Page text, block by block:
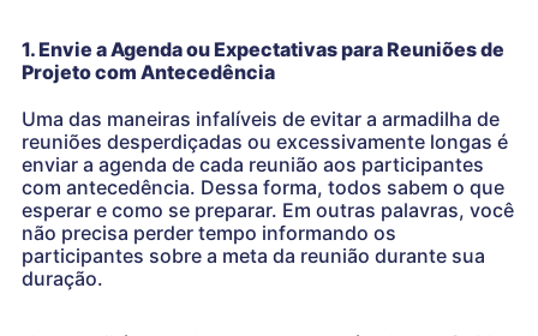
1. Envie a Agenda ou Expectativas para Reuniões de
Projeto com Antecedência
Uma das maneiras infalíveis de evitar a armadilha de
reuniões desperdiçadas ou excessivamente longas é
enviar a agenda de cada reunião aos participantes
com antecedência. Dessa forma, todos sabem o que
esperar e como se preparar. Em outras palavras, você
não precisa perder tempo informando os
participantes sobre a meta da reunião durante sua
duração.